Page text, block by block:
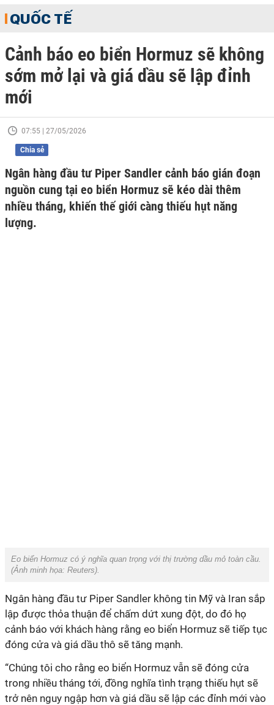
QUỐC TẾ
Cảnh báo eo biển Hormuz sẽ không
sớm mở lại và giá dầu sẽ lập đỉnh
mới
07:55 | 27/05/2026
Chia sẻ
Ngân hàng đầu tư Piper Sandler cảnh báo gián đoạn
nguồn cung tại eo biển Hormuz sẽ kéo dài thêm
nhiều tháng, khiến thế giới càng thiếu hụt năng
lượng.
Eo biển Hormuz có ý nghĩa quan trọng với thị trường dầu mỏ toàn cầu.
(Ảnh minh họa: Reuters).
Ngân hàng đầu tư Piper Sandler không tin Mỹ và Iran sắp
lập được thỏa thuận để chấm dứt xung đột, do đó họ
cảnh báo với khách hàng rằng eo biển Hormuz sẽ tiếp tục
đóng cửa và giá dầu thô sẽ tăng mạnh.
“Chúng tôi cho rằng eo biển Hormuz vẫn sẽ đóng cửa
trong nhiều tháng tới, đồng nghĩa tình trạng thiếu hụt sẽ
trở nên nguy ngập hơn và giá dầu sẽ lập các đỉnh mới vào